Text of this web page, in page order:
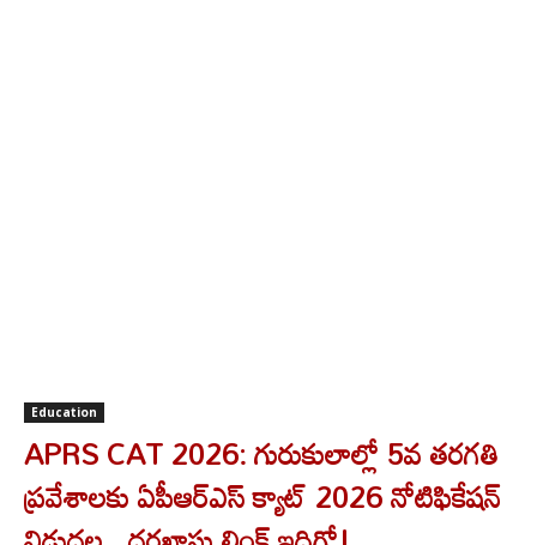
Education
APRS CAT 2026: గురుకులాల్లో 5వ తరగతి
ప్రవేశాలకు ఏపీఆర్‌ఎస్‌ క్యాట్‌ 2026 నోటిఫికేషన్‌